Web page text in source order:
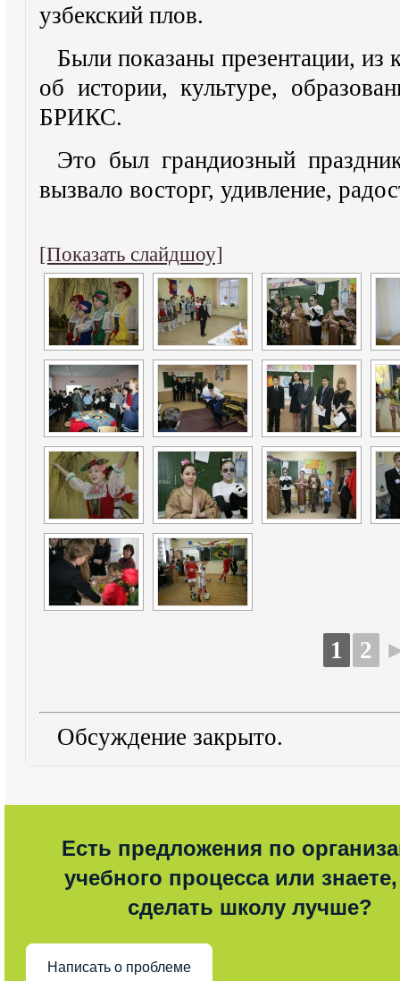
узбекский плов.
Были показаны презентации, из
об истории, культуре,
БРИКС.
Это был грандиозный
вызвало восторг, удивление,
[Показать слайдшоу]
1 2
Обсуждение закрыто.
Есть предложения по
учебного процесса или знаете,
сделать школу лучше?
Написать о проблеме